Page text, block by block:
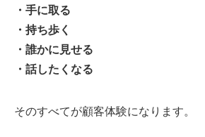
・手に取る
・持ち歩く
・誰かに見せる
・話したくなる
そのすべてが顧客体験になります。